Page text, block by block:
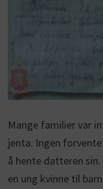
Mange familier var
jenta. Ingen
å hente datteren
en ung kvinne til